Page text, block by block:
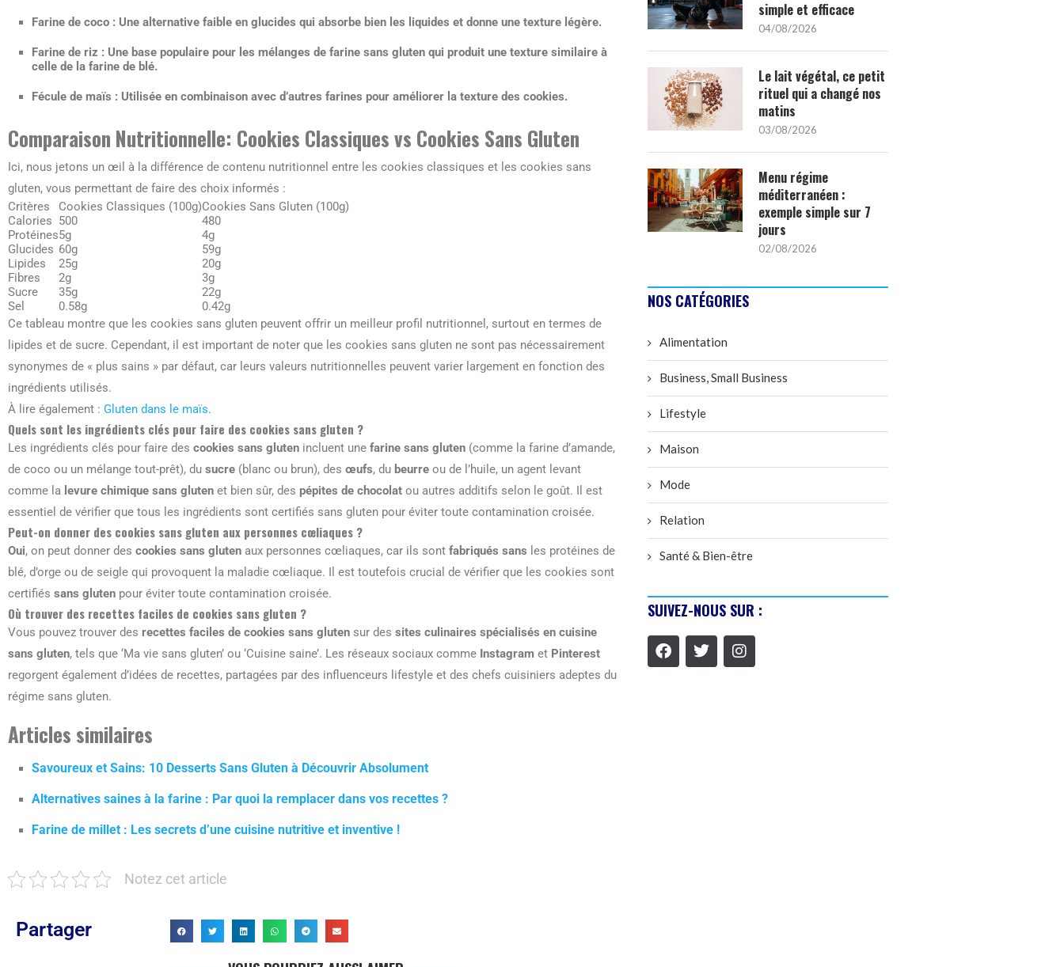
Farine de coco : Une alternative faible en glucides qui absorbe bien les liquides et donne une texture légère.
Farine de riz : Une base populaire pour les mélanges de farine sans gluten qui produit une texture similaire à
celle de la farine de blé.
Fécule de maïs : Utilisée en combinaison avec d’autres farines pour améliorer la texture des cookies.
Comparaison Nutritionnelle: Cookies Classiques vs Cookies Sans Gluten
Ici, nous jetons un œil à la différence de contenu nutritionnel entre les cookies classiques et les cookies sans
gluten, vous permettant de faire des choix informés :
Critères
Cookies Classiques (100g)Cookies Sans Gluten (100g)
Calories 500
480
Protéines5g
4g
Glucides 60g
59g
Lipides
25g
20g
Fibres
2g
3g
Sucre
35g
22g
Sel
0.58g
0.42g
Ce tableau montre que les cookies sans gluten peuvent offrir un meilleur profil nutritionnel, surtout en termes de
lipides et de sucre. Cependant, il est important de noter que les cookies sans gluten ne sont pas nécessairement
synonymes de « plus sains » par défaut, car leurs valeurs nutritionnelles peuvent varier largement en fonction des
ingrédients utilisés.
À lire également : Gluten dans le maïs.
Quels sont les ingrédients clés pour faire des cookies sans gluten ?
Les ingrédients clés pour faire des cookies sans gluten incluent une farine sans gluten (comme la farine d’amande,
de coco ou un mélange tout-prêt), du sucre (blanc ou brun), des œufs, du beurre ou de l’huile, un agent levant
comme la levure chimique sans gluten et bien sûr, des pépites de chocolat ou autres additifs selon le goût. Il est
essentiel de vérifier que tous les ingrédients sont certifiés sans gluten pour éviter toute contamination croisée.
Peut-on donner des cookies sans gluten aux personnes cœliaques ?
Oui, on peut donner des cookies sans gluten aux personnes cœliaques, car ils sont fabriqués sans les protéines de
blé, d’orge ou de seigle qui provoquent la maladie cœliaque. Il est toutefois crucial de vérifier que les cookies sont
certifiés sans gluten pour éviter toute contamination croisée.
Où trouver des recettes faciles de cookies sans gluten ?
Vous pouvez trouver des recettes faciles de cookies sans gluten sur des sites culinaires spécialisés en cuisine
sans gluten, tels que ‘Ma vie sans gluten’ ou ‘Cuisine saine’. Les réseaux sociaux comme Instagram et Pinterest
regorgent également d’idées de recettes, partagées par des influenceurs lifestyle et des chefs cuisiniers adeptes du
régime sans gluten.
Articles similaires
Savoureux et Sains: 10 Desserts Sans Gluten à Découvrir Absolument
Alternatives saines à la farine : Par quoi la remplacer dans vos recettes ?
Farine de millet : Les secrets d’une cuisine nutritive et inventive !
Notez cet article
Partager
simple et efficace
04/08/2026
Le lait végétal, ce petit
rituel qui a changé nos
matins
03/08/2026
Menu régime
méditerranéen :
exemple simple sur 7
jours
02/08/2026
NOS CATÉGORIES
Alimentation
Business, Small Business
Lifestyle
Maison
Mode
Relation
Santé & Bien-être
SUIVEZ-NOUS SUR :